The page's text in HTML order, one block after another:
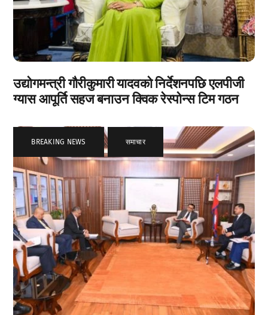
उद्योगमन्त्री गौरीकुमारी यादवको निर्देशनपछि एलपीजी
ग्यास आपूर्ति सहज बनाउन क्विक रेस्पोन्स टिम गठन
BREAKING NEWS , समाचार